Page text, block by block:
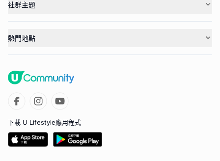
社群主題
熱門地點
下載 U Lifestyle應用程式